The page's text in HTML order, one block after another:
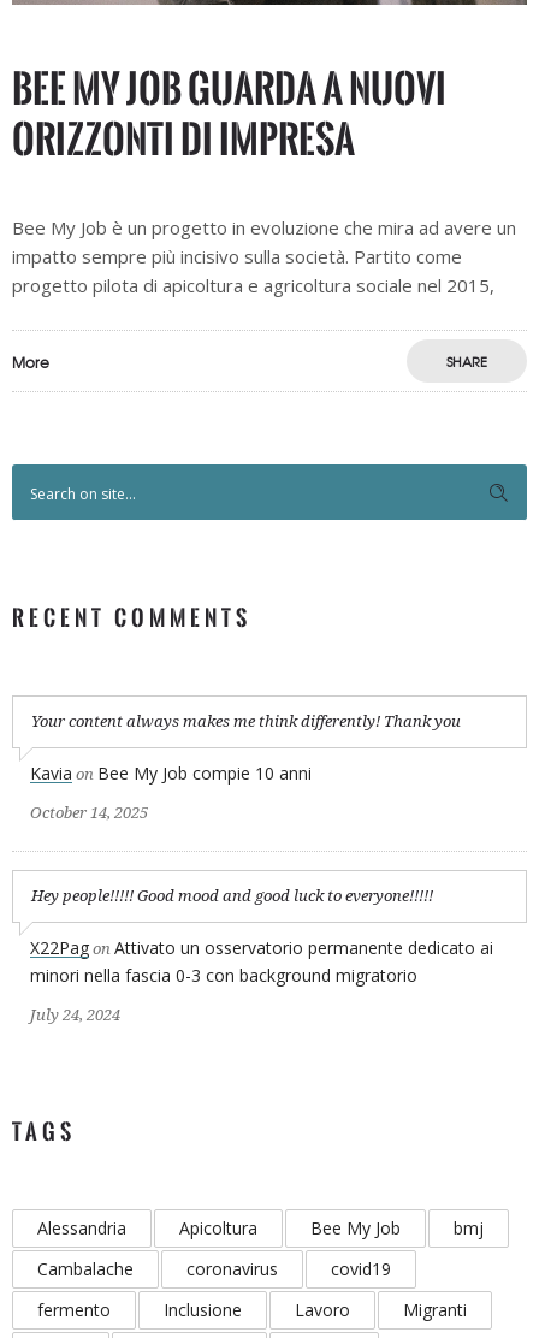
Bee My Job guarda a nuovi
orizzonti di impresa
Bee My Job è un progetto in evoluzione che mira ad avere un
impatto sempre più incisivo sulla società. Partito come
progetto pilota di apicoltura e agricoltura sociale nel 2015,
More SHARE
RECENT COMMENTS
Your content always makes me think differently! Thank you
Kavia on Bee My Job compie 10 anni
October 14, 2025
Hey people!!!!! Good mood and good luck to everyone!!!!!
X22Pag on Attivato un osservatorio permanente dedicato ai
minori nella fascia 0-3 con background migratorio
July 24, 2024
TAGS
Alessandria Apicoltura Bee My Job
bmj
Cambalache
coronavirus
covid19
fermento
Inclusione Lavoro
Migranti